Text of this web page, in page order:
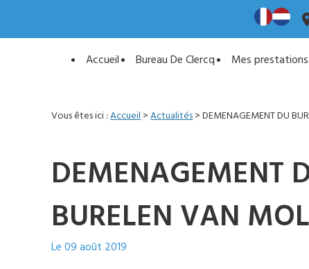
Accueil Bureau De Clercq Mes prestations
Vous êtes ici : Accueil>Actualités> DEMENAGEMENT DU
DEMENAGEMENT
BURELEN VAN
Le09 août 2019